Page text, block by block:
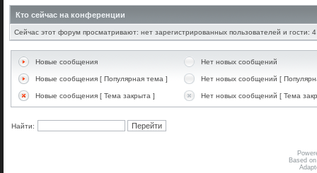
Кто сейчас на конференции
Сейчас этот форум просматривают: нет зарегистрированных пользователей и гости: 4
Новые сообщения Нет новых сообщений
Новые сообщения [ Популярная тема ] Нет новых сообщений [
Новые сообщения [ Тема закрыта ] Нет новых сообщений [ Тема
Найти:
Based